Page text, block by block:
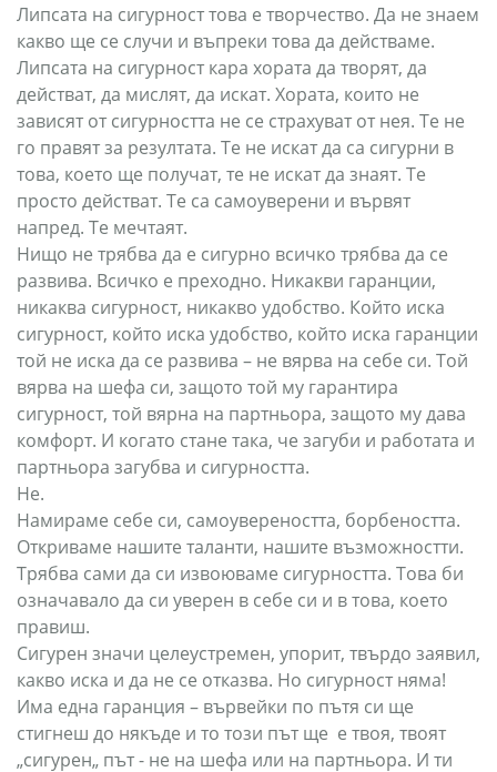
Липсата на сигурност това е творчество. Да не знаем
какво ще се случи и въпреки това да действаме.
Липсата на сигурност кара хората да творят, да
действат, да мислят, да искат. Хората, които не
зависят от сигурността не се страхуват от нея. Те не
го правят за резултата. Те не искат да са сигурни в
това, което ще получат, те не искат да знаят. Те
просто действат. Те са самоуверени и вървят
напред. Те мечтаят.
Нищо не трябва да е сигурно всичко трябва да се
развива. Всичко е преходно. Никакви гаранции,
никаква сигурност, никакво удобство. Който иска
сигурност, който иска удобство, който иска гаранции
той не иска да се развива – не вярва на себе си. Той
вярва на шефа си, защото той му гарантира
сигурност, той вярна на партньора, защото му дава
комфорт. И когато стане така, че загуби и работата и
партньора загубва и сигурността.
Не.
Намираме себе си, самоувереността, борбеността.
Откриваме нашите таланти, нашите възможностти.
Трябва сами да си извоюваме сигурността. Това би
означавало да си уверен в себе си и в това, което
правиш.
Сигурен значи целеустремен, упорит, твърдо заявил,
какво иска и да не се отказва. Но сигурност няма!
Има една гаранция – вървейки по пътя си ще
стигнеш до някъде и то този път ще е твоя, твоят
„сигурен„ път - не на шефа или на партньора. И ти